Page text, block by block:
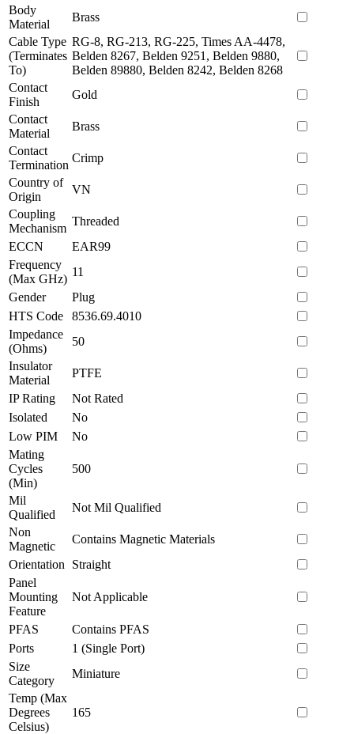
Body
Material
Brass
Cable Type
(Terminates
To)
RG-8, RG-213, RG-225, Times AA-4478,
Belden 8267, Belden 9251, Belden 9880,
Belden 89880, Belden 8242, Belden 8268
Contact
Finish
Gold
Contact
Material
Brass
Contact
Termination
Crimp
Country of
Origin
VN
Coupling
Mechanism
Threaded
ECCN
EAR99
Frequency
(Max GHz)
11
Gender
Plug
HTS Code
8536.69.4010
Impedance
(Ohms)
50
Insulator
Material
PTFE
IP Rating
Not Rated
Isolated
No
Low PIM
No
Mating
Cycles
(Min)
500
Mil
Qualified
Not Mil Qualified
Non
Magnetic
Contains Magnetic Materials
Orientation
Straight
Panel
Mounting
Feature
Not Applicable
PFAS
Contains PFAS
Ports
1 (Single Port)
Size
Category
Miniature
Temp (Max
Degrees
Celsius)
165